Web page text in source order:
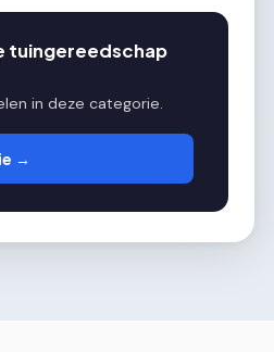
tuingereedschap
in deze categorie.
→